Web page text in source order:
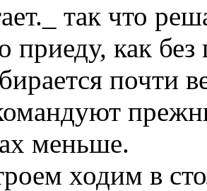
так что
приеду, как
почти
меньше.
ходим в